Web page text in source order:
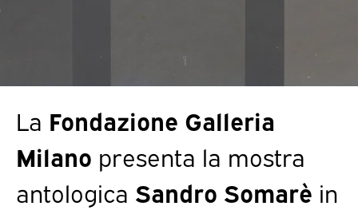
La Fondazione Galleria
Milano presenta la mostra
antologica Sandro Somarè in